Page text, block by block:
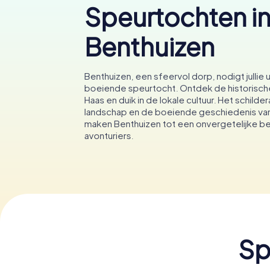
Speurtochten in
Benthuizen
Benthuizen, een sfeervol dorp, nodigt jullie
boeiende speurtocht. Ontdek de
Haas en duik in de lokale cultuur. Het
landschap en de boeiende geschiedenis
maken Benthuizen tot een onvergetelijke
avonturiers.